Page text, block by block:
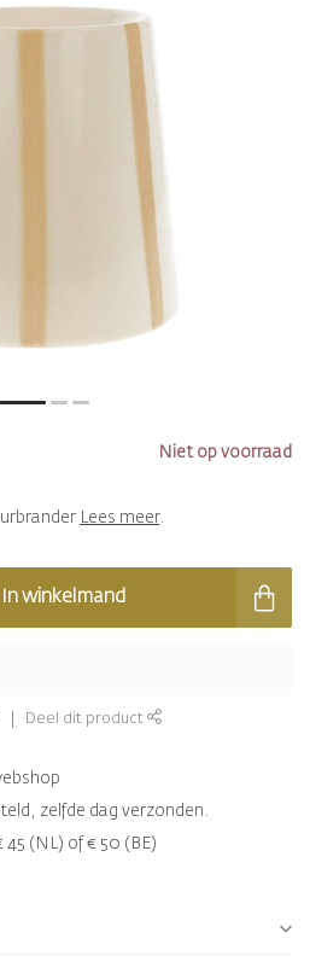
Niet op voorraad
Lees meer.
In winkelmand
Deel dit product
zelfde dag verzonden.
(NL) of € 50 (BE)